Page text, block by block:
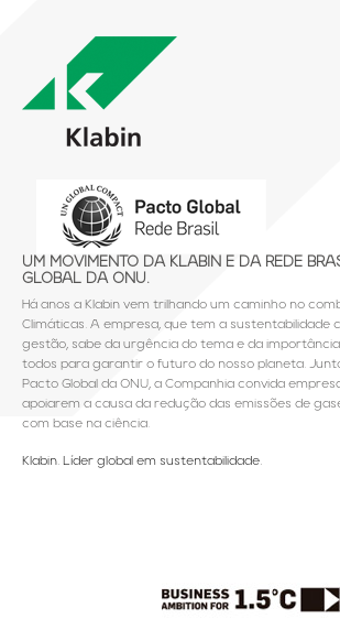
UM MOVIMENTO DA KLABIN E DA REDE
GLOBAL DA ONU.
Há anos a Klabin vem trilhando um caminho no
Climáticas. A empresa, que tem a sustentabilidade
gestão, sabe da urgência do tema e da
todos para garantir o futuro do nosso planeta.
Pacto Global da ONU, a Companhia convida
apoiarem a causa da redução das emissões de
com base na ciência.
Klabin. Líder global em sustentabilidade.